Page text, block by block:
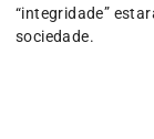
“integridade”
sociedade.